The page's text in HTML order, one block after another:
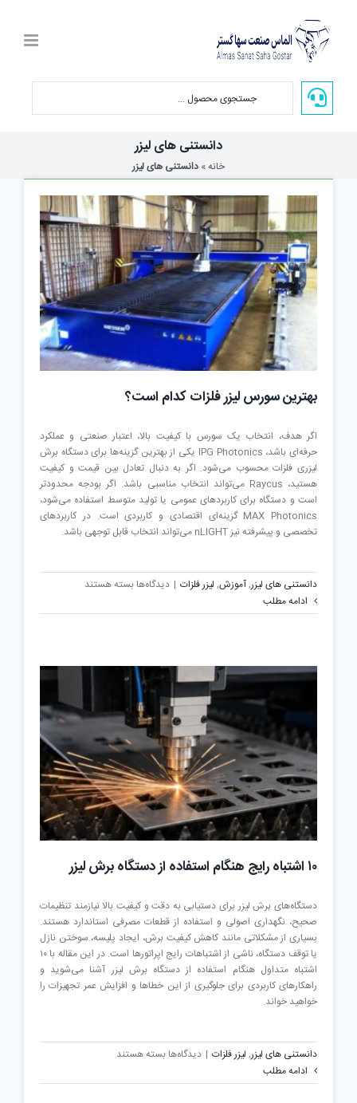
content
دانستنی های لیزر
خانه» دانستنی های لیزر
بهترین سورس لیزر فلزات کدام است؟
اگر هدف، انتخاب یک سورس با کیفیت بالا، اعتبار صنعتی و عملکرد
حرفه‌ای باشد، IPG Photonics یکی از بهترین گزینه‌ها برای دستگاه برش
لیزری فلزات محسوب می‌شود. اگر به دنبال تعادل بین قیمت و کیفیت
هستید، Raycus می‌تواند انتخاب مناسبی باشد. اگر بودجه محدودتر
است و دستگاه برای کاربردهای عمومی یا تولید متوسط استفاده می‌شود،
MAX Photonics گزینه‌ای اقتصادی و کاربردی است. در کاربردهای
تخصصی و پیشرفته نیز nLIGHT می‌تواند انتخاب قابل توجهی باشد.
دانستنی های لیزر,آموزش, لیزر فلزات | دیدگاه‌ها برای
سورس
کدام
است؟
بسته هستند
ادامه مطلب
۱۰ اشتباه رایج هنگام استفاده از دستگاه برش لیزر
دستگاه‌های برش لیزر برای دستیابی به دقت و کیفیت بالا نیازمند تنظیمات
صحیح، نگهداری اصولی و استفاده از قطعات مصرفی استاندارد هستند.
بسیاری از مشکلاتی مانند کاهش کیفیت برش، ایجاد پلیسه، سوختن نازل
یا توقف دستگاه، ناشی از اشتباهات رایج اپراتورها است. در این مقاله با ۱۰
اشتباه متداول هنگام استفاده از دستگاه برش لیزر آشنا می‌شوید و
راهکارهای کاربردی برای جلوگیری از این خطاها و افزایش عمر تجهیزات را
خواهید خواند.
دانستنی های لیزر, لیزر فلزات | دیدگاه‌ها برای
اشتباه
بسته هستند
ادامه مطلب